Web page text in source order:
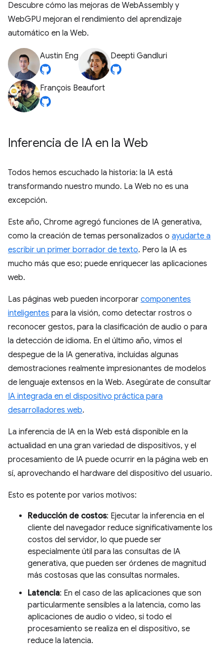
Descubre cómo las mejoras de WebAssembly y
WebGPU mejoran el rendimiento del aprendizaje
automático en la Web.
Austin Eng Deepti Gandluri
François Beaufort
Inferencia de IA en la Web
Todos hemos escuchado la historia: la IA está
transformando nuestro mundo. La Web no es una
excepción.
Este año, Chrome agregó funciones de IA generativa,
como la creación de temas personalizados o ayudarte a
escribir un primer borrador de texto. Pero la IA es
mucho más que eso; puede enriquecer las aplicaciones
web.
Las páginas web pueden incorporar componentes
inteligentes para la visión, como detectar rostros o
reconocer gestos, para la clasificación de audio o para
la detección de idioma. En el último año, vimos el
despegue de la IA generativa, incluidas algunas
demostraciones realmente impresionantes de modelos
de lenguaje extensos en la Web. Asegúrate de consultar
IA integrada en el dispositivo práctica para
desarrolladores web.
La inferencia de IA en la Web está disponible en la
actualidad en una gran variedad de dispositivos, y el
procesamiento de IA puede ocurrir en la página web en
sí, aprovechando el hardware del dispositivo del usuario.
Esto es potente por varios motivos:
Reducción de costos: Ejecutar la inferencia en el
cliente del navegador reduce significativamente los
costos del servidor, lo que puede ser
especialmente útil para las consultas de IA
generativa, que pueden ser órdenes de magnitud
más costosas que las consultas normales.
Latencia: En el caso de las aplicaciones que son
particularmente sensibles a la latencia, como las
aplicaciones de audio o video, si todo el
procesamiento se realiza en el dispositivo, se
reduce la latencia.